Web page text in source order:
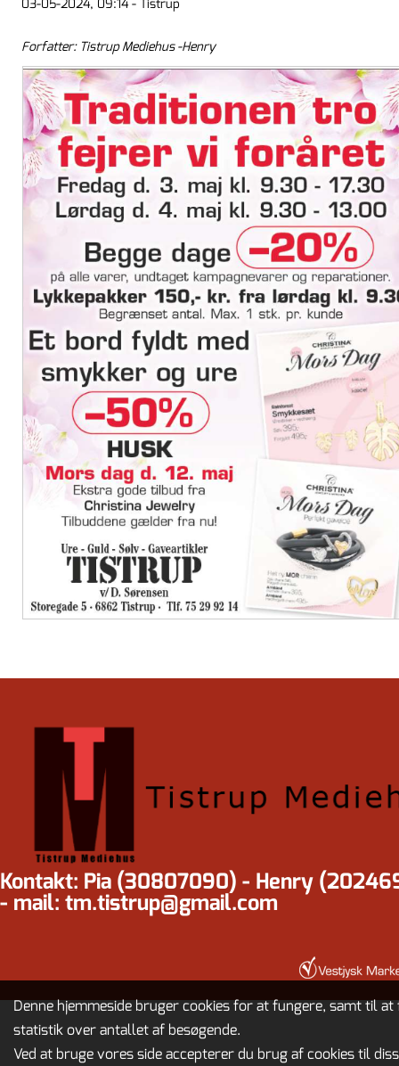
03-05-2024, 09:14 - Tistrup
Forfatter: Tistrup Mediehus -Henry
Kontakt: Pia (30807090) - Henry
- mail: tm.tistrup@gmail.com
Denne hjemmeside bruger cookies for at fungere, samt til at
statistik over antallet af besøgende.
Ved at bruge vores side accepterer du brug af cookies til